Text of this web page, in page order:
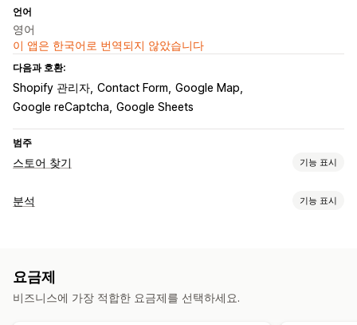
언어
영어
이 앱은 한국어로 번역되지 않았습니다
다음과 호환:
Shopify 관리자 Contact Form Google Map
Google reCaptcha Google Sheets
범주
스토어 찾기 기능 표시
표시 옵션
모바일 반응형
분석 기능 표시
요금제
비즈니스에 가장 적합한 요금제를 선택하세요.